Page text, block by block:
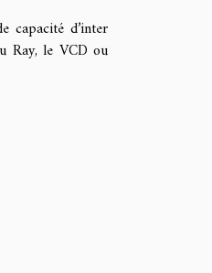
capacité d’inter
Ray, le VCD ou